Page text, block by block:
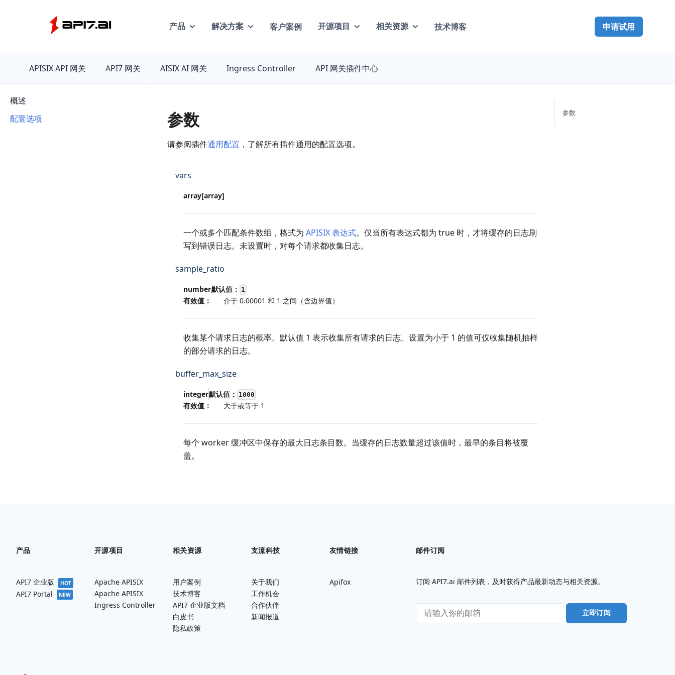
产品 解决方案 客户案例 开源项目 相关资源 技术博客 申请试用
APISIX API 网关 API7 网关 AISIX AI 网关 Ingress Controller API 网关插件中心
概述
配置选项
参数
请参阅插件通用配置 ，了解所有插件通用的配置选项。
vars
array[array]
一个或多个匹配条件数组，格式为 APISIX 表达式。仅当所有表达式都为 true 时，才将缓存的日志刷
写到错误日志。未设置时，对每个请求都收集日志。
sample_ratio
number默认值： 1
有效值： 介于 0.00001 和 1 之间（含边界值）
收集某个请求日志的概率。默认值 1 表示收集所有请求的日志。设置为小于 1 的值可仅收集随机抽样
的部分请求的日志。
buffer_max_size
integer默认值： 1000
有效值： 大于或等于 1
每个 worker 缓冲区中保存的最大日志条目数。当缓存的日志数量超过该值时，最早的条目将被覆
盖。
参数
产品
API7 企业版 HOT
API7 Portal NEW
开源项目
Apache APISIX
Apache APISIX
Ingress Controller
相关资源
用户案例
技术博客
API7 企业版文档
白皮书
隐私政策
支流科技
关于我们
工作机会
合作伙伴
新闻报道
友情链接
Apifox
邮件订阅
订阅 API7.ai 邮件列表，及时获得产品最新动态与相关资源。
立即订阅